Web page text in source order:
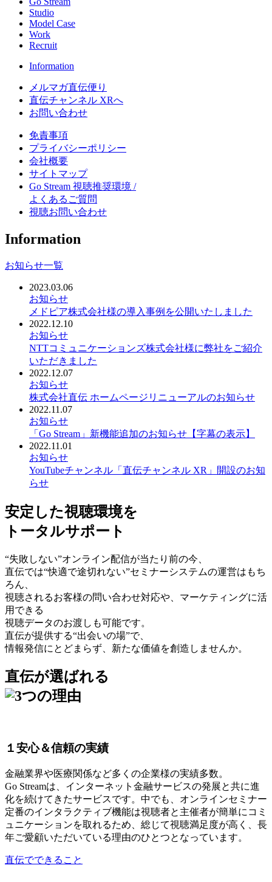
Studio
Model Case
Work
Recruit
Information
メルマガ直伝便り
直伝チャンネル XRへ
お問い合わせ
免責事項
プライバシーポリシー
会社概要
サイトマップ
Go Stream 視聴推奨環境 /
よくあるご質問
視聴お問い合わせ
Information
お知らせ一覧
2023.03.06
お知らせ
メドピア株式会社様の導入事例を公開いたしました
2022.12.10
お知らせ
NTTコミュニケーションズ株式会社様に弊社をご紹介
いただきました
2022.12.07
お知らせ
株式会社直伝 ホームページリニューアルのお知らせ
2022.11.07
お知らせ
「Go Stream」新機能追加のお知らせ【字幕の表示】
2022.11.01
お知らせ
YouTubeチャンネル「直伝チャンネル XR」開設のお知
らせ
安定した視聴環境を
トータルサポート
“失敗しない”オンライン配信が当たり前の今、
直伝では“快適で途切れない”セミナーシステムの運営はもち
ろん、
視聴されるお客様の問い合わせ対応や、マーケティングに活
用できる
視聴データのお渡しも可能です。
直伝が提供する“出会いの場”で、
情報発信にとどまらず、新たな価値を創造しませんか。
直伝が選ばれる
つの理由
１安心＆信頼の実績
金融業界や医療関係など多くの企業様の実績多数。
Go Streamは、インターネット金融サービスの発展と共に進
化を続けてきたサービスです。中でも、オンラインセミナー
定番のインタラクティブ機能は視聴者と主催者が簡単にコミ
ュニケーションを取れるため、総じて視聴満足度が高く、長
年ご愛顧いただいている理由のひとつとなっています。
直伝でできること